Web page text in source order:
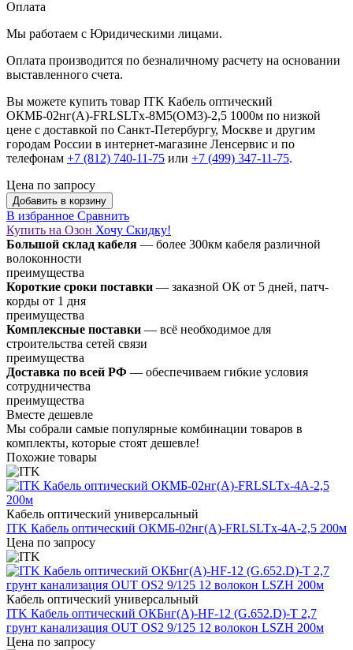
Оплата
Мы работаем с Юридическими лицами.
Оплата производится по безналичному расчету на основании
выставленного счета.
Вы можете купить товар ITK Кабель оптический
ОКМБ-02нг(А)-FRLSLTx-8М5(OM3)-2,5 1000м по низкой
цене с доставкой по Санкт-Петербургу, Москве и другим
городам России в интернет-магазине Ленсервис и по
телефонам +7 (812) 740-11-75 или +7 (499) 347-11-75.
Цена по запросу
Добавить в корзину
В избранное Сравнить
Купить на Озон Хочу Скидку!
Большой склад кабеля — более 300км кабеля различной
волоконности
преимущества
Короткие сроки поставки — заказной ОК от 5 дней, патч-
корды от 1 дня
преимущества
Комплексные поставки — всё необходимое для
строительства сетей связи
преимущества
Доставка по всей РФ — обеспечиваем гибкие условия
сотрудничества
преимущества
Вместе дешевле
Мы собрали самые популярные комбинации товаров в
комплекты, которые стоят дешевле!
Похожие товары
Кабель оптический универсальный
ITK Кабель оптический ОКМБ-02нг(А)-FRLSLTx-4А-2,5 200м
Цена по запросу
Кабель оптический универсальный
ITK Кабель оптический ОКБнг(А)-HF-12 (G.652.D)-Т 2,7
грунт канализация OUT OS2 9/125 12 волокон LSZH 200м
Цена по запросу